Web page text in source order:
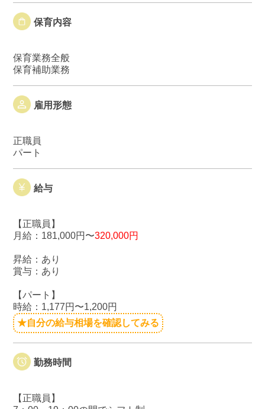
保育内容
保育業務全般
保育補助業務
雇用形態
正職員
パート
給与
【正職員】
月給：181,000円〜320,000円
昇給：あり
賞与：あり
【パート】
時給：1,177円〜1,200円
★自分の給与相場を確認してみる
勤務時間
【正職員】